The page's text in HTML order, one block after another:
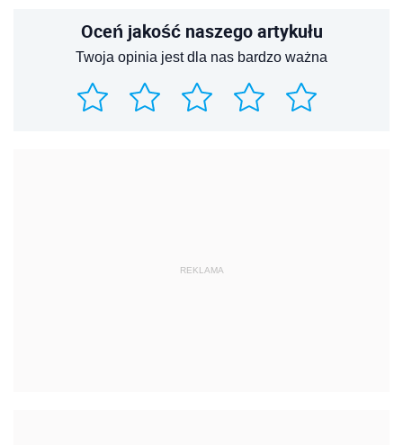
Oceń jakość naszego artykułu
Twoja opinia jest dla nas bardzo ważna
REKLAMA